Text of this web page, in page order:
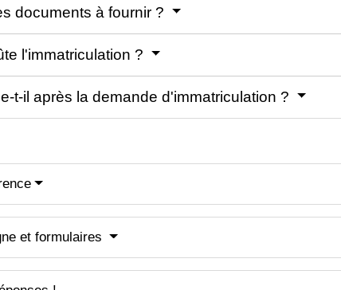
documents à fournir ?
l'immatriculation ?
t-il après la demande d'immatriculation ?
et formulaires